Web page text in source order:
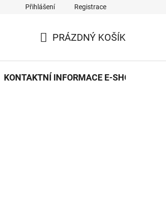
OBCHODNÍ PODMÍNKY
Přihlášení Registrace
KOŠÍK
PRÁZDNÝ KOŠÍK
KONTAKTNÍ INFORMACE E-SHOPU